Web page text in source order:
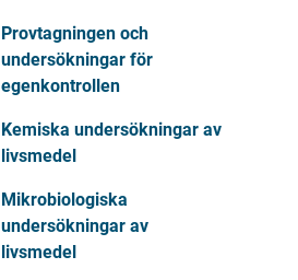
Provtagningen och
undersökningar för
egenkontrollen
Kemiska undersökningar av
livsmedel
Mikrobiologiska
undersökningar av
livsmedel